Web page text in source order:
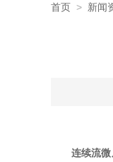
首页 > 新闻
连续流